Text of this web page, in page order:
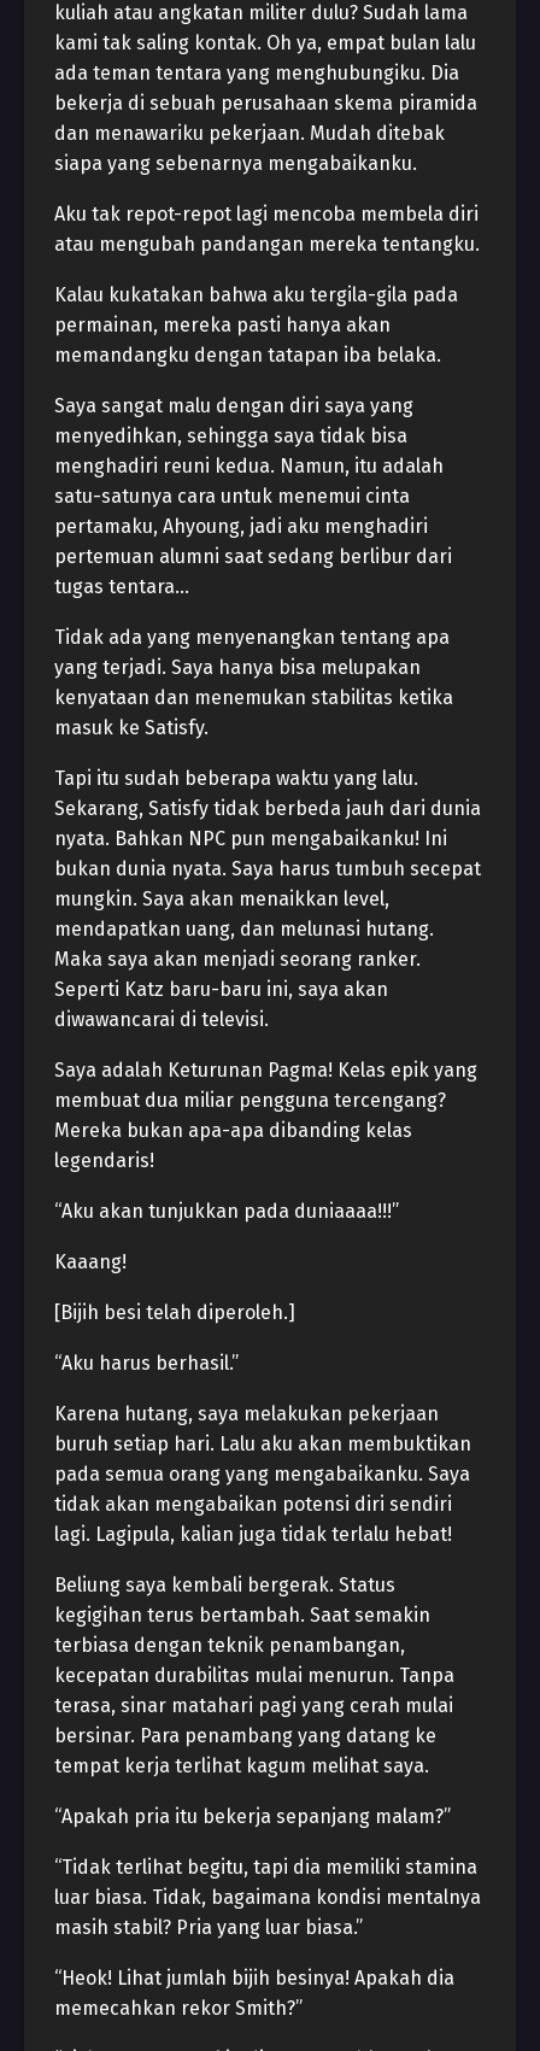
kuliah atau angkatan militer dulu? Sudah lama
kami tak saling kontak. Oh ya, empat bulan lalu
ada teman tentara yang menghubungiku. Dia
bekerja di sebuah perusahaan skema piramida
dan menawariku pekerjaan. Mudah ditebak
siapa yang sebenarnya mengabaikanku.
Aku tak repot-repot lagi mencoba membela diri
atau mengubah pandangan mereka tentangku.
Kalau kukatakan bahwa aku tergila-gila pada
permainan, mereka pasti hanya akan
memandangku dengan tatapan iba belaka.
Saya sangat malu dengan diri saya yang
menyedihkan, sehingga saya tidak bisa
menghadiri reuni kedua. Namun, itu adalah
satu-satunya cara untuk menemui cinta
pertamaku, Ahyoung, jadi aku menghadiri
pertemuan alumni saat sedang berlibur dari
tugas tentara…
Tidak ada yang menyenangkan tentang apa
yang terjadi. Saya hanya bisa melupakan
kenyataan dan menemukan stabilitas ketika
masuk ke Satisfy.
Tapi itu sudah beberapa waktu yang lalu.
Sekarang, Satisfy tidak berbeda jauh dari dunia
nyata. Bahkan NPC pun mengabaikanku! Ini
bukan dunia nyata. Saya harus tumbuh secepat
mungkin. Saya akan menaikkan level,
mendapatkan uang, dan melunasi hutang.
Maka saya akan menjadi seorang ranker.
Seperti Katz baru-baru ini, saya akan
diwawancarai di televisi.
Saya adalah Keturunan Pagma! Kelas epik yang
membuat dua miliar pengguna tercengang?
Mereka bukan apa-apa dibanding kelas
legendaris!
“Aku akan tunjukkan pada duniaaaa!!!”
Kaaang!
[Bijih besi telah diperoleh.]
“Aku harus berhasil.”
Karena hutang, saya melakukan pekerjaan
buruh setiap hari. Lalu aku akan membuktikan
pada semua orang yang mengabaikanku. Saya
tidak akan mengabaikan potensi diri sendiri
lagi. Lagipula, kalian juga tidak terlalu hebat!
Beliung saya kembali bergerak. Status
kegigihan terus bertambah. Saat semakin
terbiasa dengan teknik penambangan,
kecepatan durabilitas mulai menurun. Tanpa
terasa, sinar matahari pagi yang cerah mulai
bersinar. Para penambang yang datang ke
tempat kerja terlihat kagum melihat saya.
“Apakah pria itu bekerja sepanjang malam?”
“Tidak terlihat begitu, tapi dia memiliki stamina
luar biasa. Tidak, bagaimana kondisi mentalnya
masih stabil? Pria yang luar biasa.”
“Heok! Lihat jumlah bijih besinya! Apakah dia
memecahkan rekor Smith?”